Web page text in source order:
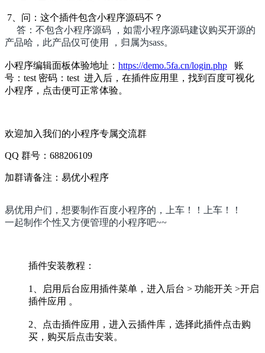
7、问：这个插件包含小程序源码不？
答：不包含小程序源码 ，如需小程序源码建议购买开源的
产品哈，此产品仅可使用 ，归属为sass。
小程序编辑面板体验地址： https://demo.5fa.cn/login.php 账
号：test 密码：test 进入后，在插件应用里，找到百度可视化
小程序，点击便可正常体验。
欢迎加入我们的小程序专属交流群
QQ 群号：688206109
加群请备注：易优小程序
易优用户们，想要制作百度小程序的，上车！！上车！！
一起制作个性又方便管理的小程序吧~~
插件安装教程：
1、启用后台应用插件菜单，进入后台 > 功能开关 >开启
插件应用 。
2、点击插件应用，进入云插件库，选择此插件点击购
买，购买后点击安装。